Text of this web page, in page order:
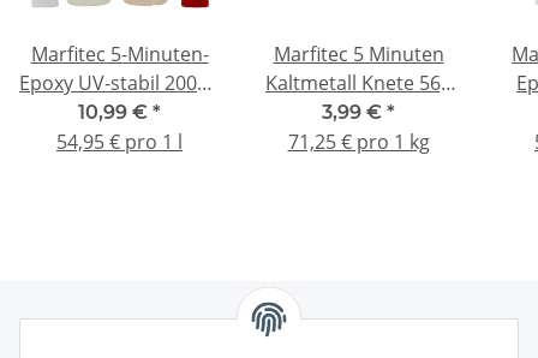
Marfitec 5-Minuten-
Epoxy UV-stabil 200ml
(Epoxidharz 100ml,
Epoxidhärter 100ml)
10,99 € *
54,95 € pro 1 l
Marfitec 5 Minuten
Kaltmetall Knete 56g
bis 300°C
3,99 € *
71,25 € pro 1 kg